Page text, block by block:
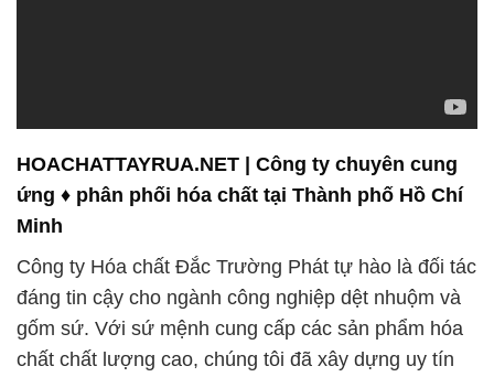
HOACHATTAYRUA.NET | Công ty chuyên cung
ứng ♦ phân phối hóa chất tại Thành phố Hồ Chí
Minh
Công ty Hóa chất Đắc Trường Phát tự hào là đối tác
đáng tin cậy cho ngành công nghiệp dệt nhuộm và
gốm sứ. Với sứ mệnh cung cấp các sản phẩm hóa
chất chất lượng cao, chúng tôi đã xây dựng uy tín